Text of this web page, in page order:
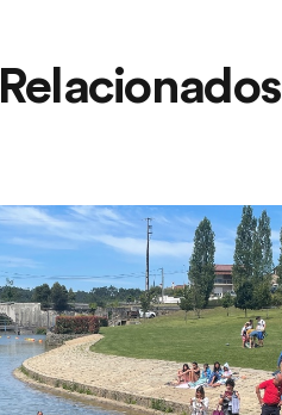
Relacionados